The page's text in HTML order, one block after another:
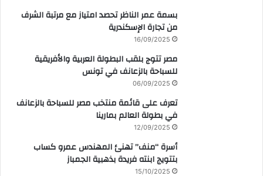
بسمة عمر الناظر تحصد امتياز مع مرتبة الشرف
من تجارة الإسكندرية
16/09/2025
مصر تتوج بلقب البطولة العربية والأفريقية
للسباحة بالزعانف في تونس
06/09/2025
تعرف على قائمة منتخب مصر للسباحة بالزعانف
في بطولة العالم بمارينا
12/09/2025
أسرة “منف” تهنئ المهندس عمرو كساب
بتتويج ابنته فريدة بذهبية الجمباز
15/10/2025